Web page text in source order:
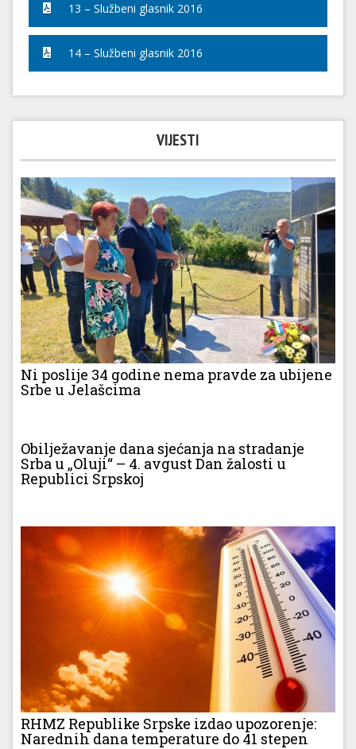
13 – Službeni glasnik 2016
14 – Službeni glasnik 2016
VIJESTI
Ni poslije 34 godine nema pravde za ubijene
Srbe u Jelašcima
Obilježavanje dana sjećanja na stradanje
Srba u „Oluji“ – 4. avgust Dan žalosti u
Republici Srpskoj
RHMZ Republike Srpske izdao upozorenje:
Narednih dana temperature do 41 stepen